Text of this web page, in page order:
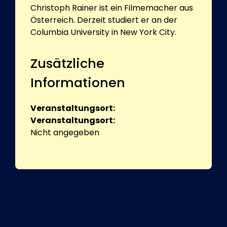
Christoph Rainer ist ein Filmemacher aus
Österreich. Derzeit studiert er an der
Columbia University in New York City.
Zusätzliche
Informationen
Veranstaltungsort:
Veranstaltungsort:
Nicht angegeben